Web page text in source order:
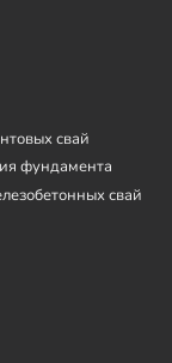
свай
фундамента
свай